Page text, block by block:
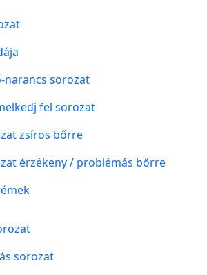
narancs sorozat
fel sorozat
zsíros bőrre
érzékeny / problémás bőrre
sorozat